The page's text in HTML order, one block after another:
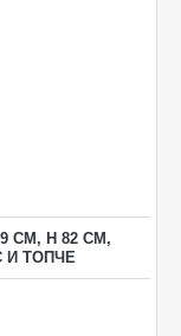
СМ, Н 82 СМ,
И ТОПЧЕ